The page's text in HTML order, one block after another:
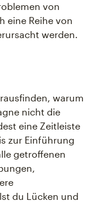
von
eine Reihe von
werden.
warum
nicht die
eine Zeitleiste
zur Einführung
getroffenen
du Lücken und